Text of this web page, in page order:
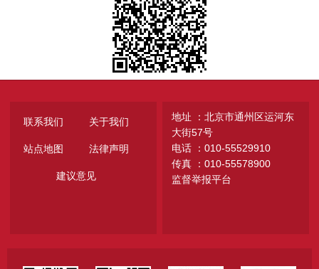
联系我们 关于我们
站点地图 法律声明
建议意见
地址 ：北京市通州区运河东
大街57号
电话 ：010-55529910
传真 ：010-55578900
监督举报平台